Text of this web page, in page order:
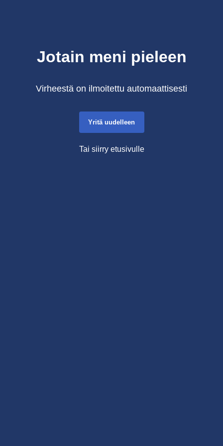
Jotain meni pieleen
Virheestä on ilmoitettu automaattisesti
Yritä uudelleen
Tai siirry etusivulle